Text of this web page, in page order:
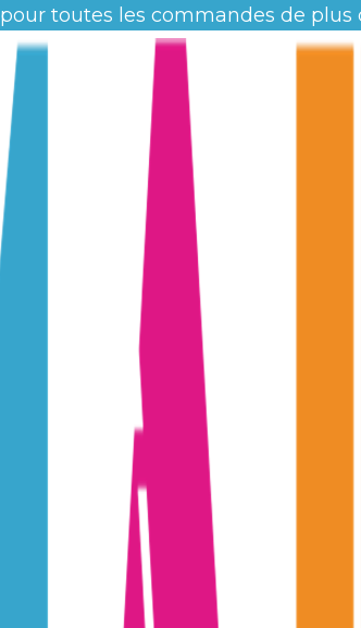
pour toutes les commandes de plus